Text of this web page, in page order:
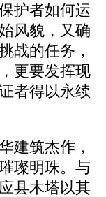
护者如何运
风貌，又确
战的任务，
更要发挥现
者得以永续
建筑杰作，
璨明珠。与
县木塔以其